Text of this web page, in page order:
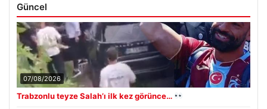
Güncel
07/08/2026
Trabzonlu teyze Salah’ı ilk kez görünce…